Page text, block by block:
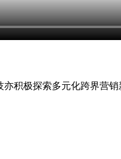
积极探索多元化跨界营